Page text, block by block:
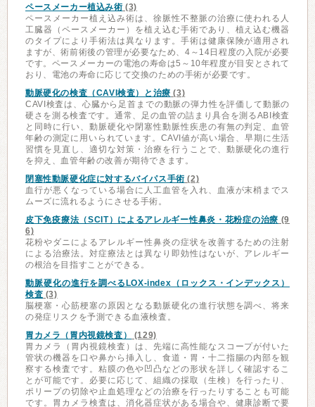
ペースメーカー植込み術 (3)
ペースメーカー植え込み術は、徐脈性不整脈の治療に使われる人
工臓器（ペースメーカー）を植え込む手術であり、植え込む機器
のタイプにより手術法は異なります。手術は健康保険が適用され
ますが、術前術後の管理が必要なため、4～14日程度の入院が必要
です。ペースメーカーの電池の寿命は5～10年程度が目安とされて
おり、電池の寿命に応じて交換のための手術が必要です。
動脈硬化の検査（CAVI検査）と治療 (3)
CAVI検査は、心臓から足首までの動脈の弾力性を評価して動脈の
硬さを測る検査です。通常、足の血管の詰まり具合を測るABI検査
と同時に行い、動脈硬化や閉塞性動脈性疾患の有無の判定、血管
年齢の測定に用いられています。CAVI値が高い場合、早期に生活
習慣を見直し、適切な対策・治療を行うことで、動脈硬化の進行
を抑え、血管年齢の改善が期待できます。
閉塞性動脈硬化症に対するバイパス手術 (2)
血行が悪くなっている場合に人工血管を入れ、血液が末梢までス
ムーズに流れるようにさせる手術。
皮下免疫療法（SCIT）によるアレルギー性鼻炎・花粉症の治療 (9
6)
花粉やダニによるアレルギー性鼻炎の症状を改善するための注射
による治療法。対症療法とは異なり即効性はないが、アレルギー
の根治を目指すことができる。
動脈硬化の進行を調べるLOX-index（ロックス・インデックス）
検査 (3)
脳梗塞・心筋梗塞の原因となる動脈硬化の進行状態を調べ、将来
の発症リスクを予測できる血液検査。
胃カメラ（胃内視鏡検査）
(129)
胃カメラ（胃内視鏡検査）は、先端に高性能なスコープが付いた
管状の機器を口や鼻から挿入し、食道・胃・十二指腸の内部を観
察する検査です。粘膜の色や凹凸などの形状を詳しく確認するこ
とが可能です。必要に応じて、組織の採取（生検）を行ったり、
ポリープの切除や止血処理などの治療を行ったりすることも可能
です。胃カメラ検査は、消化器症状がある場合や、健康診断で要